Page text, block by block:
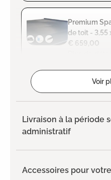
Premium
de toit - 3,55
€ 659,00
Voir
Livraison à la période
administratif
Accessoires pour